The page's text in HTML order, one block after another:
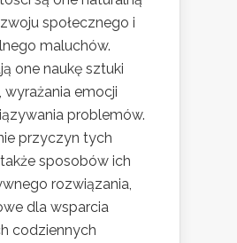
społecznego i
maluchów.
one naukę sztuki
wyrażania emocji
problemów.
przyczyn tych
sposobów ich
rozwiązania,
dla wsparcia
codziennych